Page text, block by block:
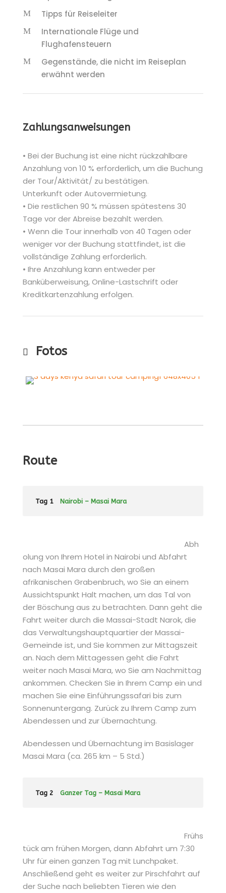
Tipps für Reiseleiter
Internationale Flüge und
Flughafensteuern
Gegenstände, die nicht im Reiseplan
erwähnt werden
Zahlungsanweisungen
• Bei der Buchung ist eine nicht rückzahlbare
Anzahlung von 10 % erforderlich, um die Buchung
der Tour/Aktivität/ zu bestätigen.
Unterkunft oder Autovermietung.
• Die restlichen 90 % müssen spätestens 30
Tage vor der Abreise bezahlt werden.
• Wenn die Tour innerhalb von 40 Tagen oder
weniger vor der Buchung stattfindet, ist die
vollständige Zahlung erforderlich.
• Ihre Anzahlung kann entweder per
Banküberweisung, Online-Lastschrift oder
Kreditkartenzahlung erfolgen.
Fotos
Route
Tag 1 Nairobi – Masai Mara
Abh
olung von Ihrem Hotel in Nairobi und Abfahrt
nach Masai Mara durch den großen
afrikanischen Grabenbruch, wo Sie an einem
Aussichtspunkt Halt machen, um das Tal von
der Böschung aus zu betrachten. Dann geht die
Fahrt weiter durch die Massai-Stadt Narok, die
das Verwaltungshauptquartier der Massai-
Gemeinde ist, und Sie kommen zur Mittagszeit
an. Nach dem Mittagessen geht die Fahrt
weiter nach Masai Mara, wo Sie am Nachmittag
ankommen. Checken Sie in Ihrem Camp ein und
machen Sie eine Einführungssafari bis zum
Sonnenuntergang. Zurück zu Ihrem Camp zum
Abendessen und zur Übernachtung.
Abendessen und Übernachtung im Basislager
Masai Mara (ca. 265 km – 5 Std.)
Tag 2 Ganzer Tag – Masai Mara
Frühs
tück am frühen Morgen, dann Abfahrt um 7:30
Uhr für einen ganzen Tag mit Lunchpaket.
Anschließend geht es weiter zur Pirschfahrt auf
der Suche nach beliebten Tieren wie den